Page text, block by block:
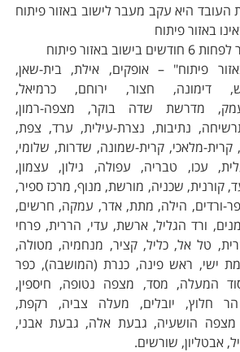
היא עקב מעבר לישוב באזור פיתוח
באזור פיתוח
פיתוח
פיתוח" – אופקים, אילת, בית-שאן,
דימונה, חצור, ירוחם, כרמיאל,
מדרשת שדה בוקר, מצפה-רמון,
נתיבות, נצרת-עילית, ערד, צפת,
מלאכי, קרית-שמונה, שדרות, שלומי,
עכו, טבריה, עפולה, גילון, עצמון,
קורנית, שכניה, מורשת, מנוף, מרכז ספיר,
ורדים, הילה, מתת, אדר, עמקה, חרשים,
ורד הגליל, ארשת, עדי, הררית, פרחי
טל אל, כליל, קציר, מנחמיה, מטולה,
ישי, ראש פינה, כנרת (המושבה), כפר
המעלה, מסד, מצפה נטופה, חיספין,
חלוץ, יובלים, מעלה צביה, רקפת,
הושעיה, גבעת אלה, גבעת אבני,
אבטליון, שורשים.